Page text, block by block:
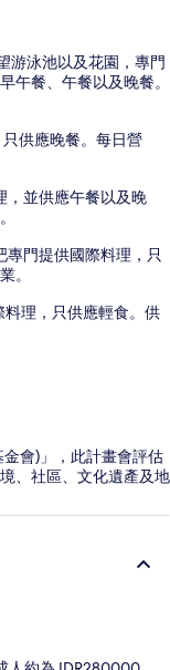
游泳池以及花園，專門
午餐、午餐以及晚餐。
供應晚餐。每日營
，並供應午餐以及晚
專門提供國際料理，只
。
料理，只供應輕食。供
會)」，此計畫會評估
、社區、文化遺產及地